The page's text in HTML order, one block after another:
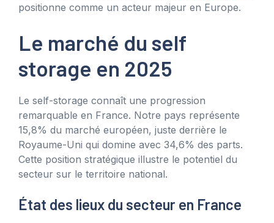
positionne comme un acteur majeur en Europe.
Le marché du self
storage en 2025
Le self-storage connaît une progression
remarquable en France. Notre pays représente
15,8% du marché européen, juste derrière le
Royaume-Uni qui domine avec 34,6% des parts.
Cette position stratégique illustre le potentiel du
secteur sur le territoire national.
État des lieux du secteur en France